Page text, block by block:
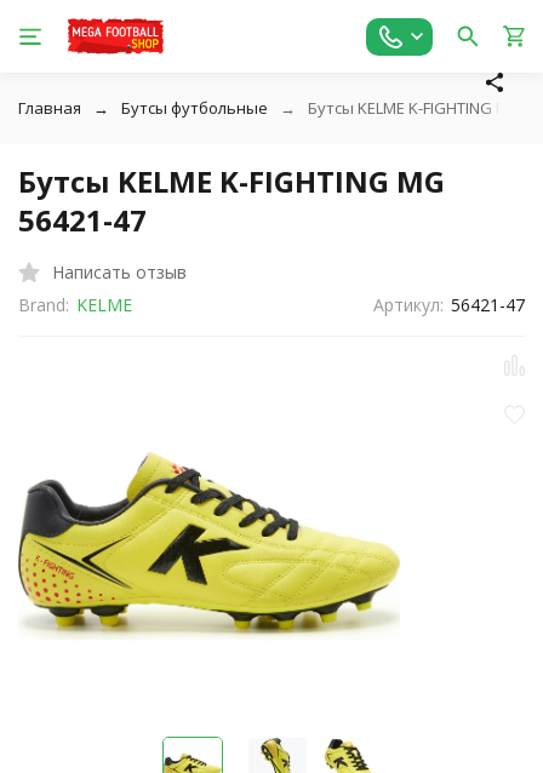
Главная Бутсы футбольные Бутсы KELME K-FIGHTING MG
Бутсы KELME K-FIGHTING MG
56421-47
Написать отзыв
Brand: KELME Артикул: 56421-47